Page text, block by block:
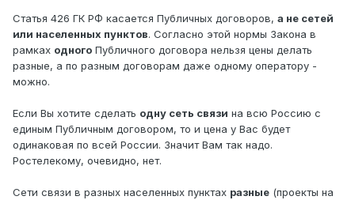
Статья 426 ГК РФ касается Публичных договоров, а не сетей
или населенных пунктов. Согласно этой нормы Закона в
рамках одного Публичного договора нельзя цены делать
разные, а по разным договорам даже одному оператору -
можно.
Если Вы хотите сделать одну сеть связи на всю Россию с
единым Публичным договором, то и цена у Вас будет
одинаковая по всей России. Значит Вам так надо.
Ростелекому, очевидно, нет.
Сети связи в разных населенных пунктах разные (проекты на